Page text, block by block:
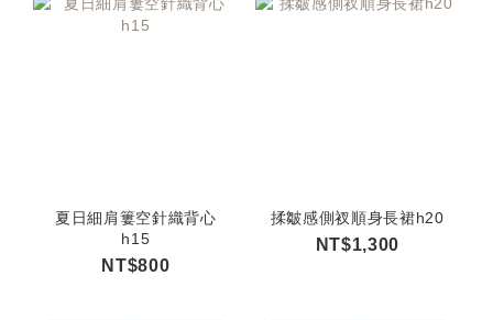
夏日細肩簍空針織背心
h15
NT$800
揉皺感側衩順身長裙h20
NT$1,300